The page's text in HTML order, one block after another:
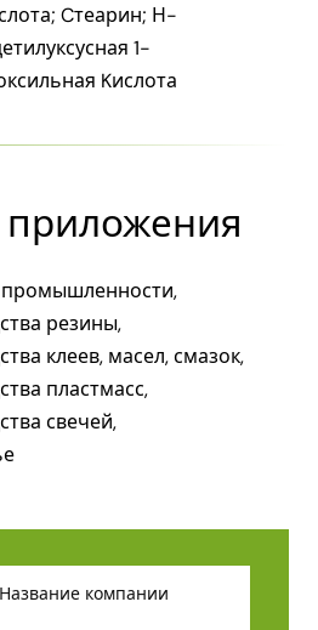
Cтеарин; Н-
1-
Kислота
резины,
клеев, масел, смазок,
пластмасс,
свечей,